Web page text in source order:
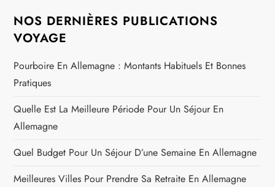
NOS DERNIÈRES PUBLICATIONS
VOYAGE
Pourboire En Allemagne : Montants Habituels Et Bonnes
Pratiques
Quelle Est La Meilleure Période Pour Un Séjour En
Allemagne
Quel Budget Pour Un Séjour D’une Semaine En Allemagne
Meilleures Villes Pour Prendre Sa Retraite En Allemagne